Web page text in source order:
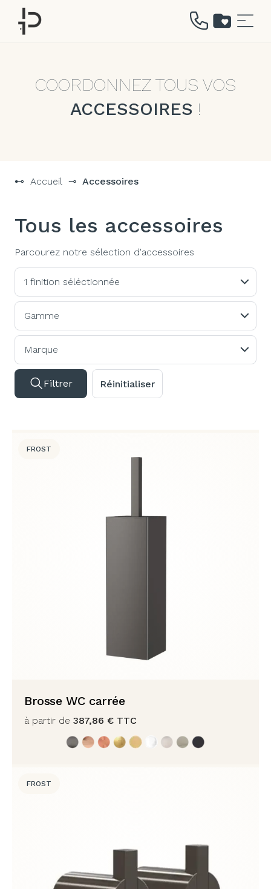
COORDONNEZ TOUS VOS
ACCESSOIRES !
⊷ Accueil ⊸ Accessoires
Tous les accessoires
Parcourez notre sélection d'accessoires
1 finition séléctionnée
Gamme
Marque
Filtrer Réinitialiser
FROST
Brosse WC carrée
à partir de 387,86 € TTC
FROST